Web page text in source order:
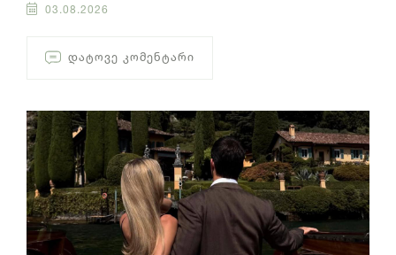
03.08.2026
ᲓᲐᲢᲝᲕᲔ ᲙᲝᲛᲔᲜᲢᲐᲠᲘ